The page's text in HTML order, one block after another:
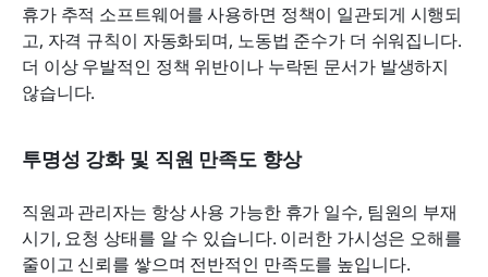
휴가 추적 소프트웨어를 사용하면 정책이 일관되게 시행되
고, 자격 규칙이 자동화되며, 노동법 준수가 더 쉬워집니다.
더 이상 우발적인 정책 위반이나 누락된 문서가 발생하지
않습니다.
투명성 강화 및 직원 만족도 향상
직원과 관리자는 항상 사용 가능한 휴가 일수, 팀원의 부재
시기, 요청 상태를 알 수 있습니다. 이러한 가시성은 오해를
줄이고 신뢰를 쌓으며 전반적인 만족도를 높입니다.